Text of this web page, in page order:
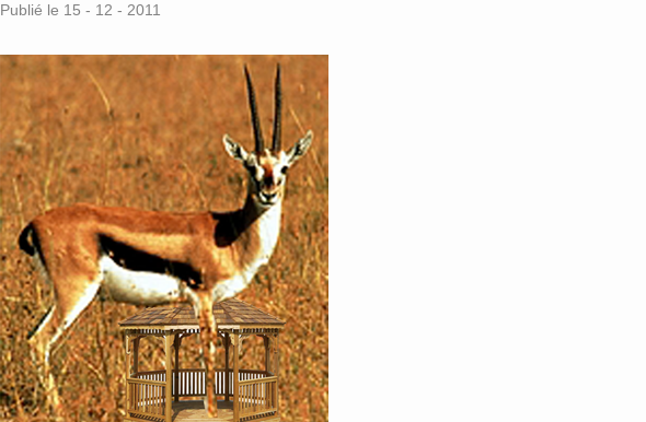
Publié le 15 - 12 - 2011